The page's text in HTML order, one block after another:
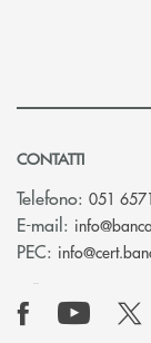
CONTATTI
Telefono: 051
E-mail:
PEC: